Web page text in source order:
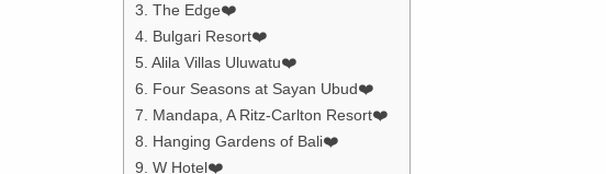
3. The Edge❤️
4. Bulgari Resort❤️
5. Alila Villas Uluwatu❤️
6. Four Seasons at Sayan Ubud❤️
7. Mandapa, A Ritz-Carlton Resort❤️
8. Hanging Gardens of Bali❤️
9. W Hotel❤️